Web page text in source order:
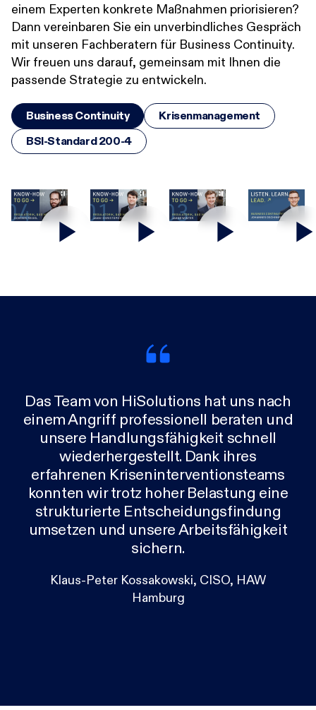
einem Experten konkrete Maßnahmen priorisieren?
Dann vereinbaren Sie ein unverbindliches Gespräch
mit unseren Fachberatern für Business Continuity.
Wir freuen uns darauf, gemeinsam mit Ihnen die
passende Strategie zu entwickeln.
Business Continuity
Krisenmanagement
BSI-Standard 200-4
Das Team von HiSolutions hat uns nach
einem Angriff professionell beraten und
unsere Handlungsfähigkeit schnell
wiederhergestellt. Dank ihres
erfahrenen Kriseninterventionsteams
konnten wir trotz hoher Belastung eine
strukturierte Entscheidungsfindung
umsetzen und unsere Arbeitsfähigkeit
sichern.
Klaus-Peter Kossakowski, CISO, HAW
Hamburg